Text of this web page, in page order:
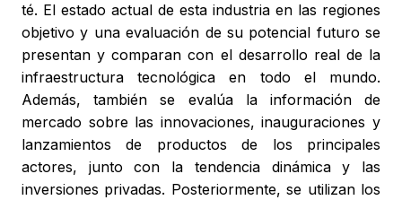
té. El estado actual de esta industria en las regiones
objetivo y una evaluación de su potencial futuro se
presentan y comparan con el desarrollo real de la
infraestructura tecnológica en todo el mundo.
Además, también se evalúa la información de
mercado sobre las innovaciones, inauguraciones y
lanzamientos de productos de los principales
actores, junto con la tendencia dinámica y las
inversiones privadas. Posteriormente, se utilizan los